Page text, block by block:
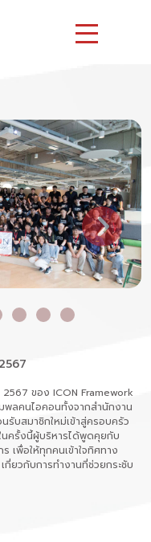
ของ ICON Framework
พลคนไอคอนทั้งจากสำนักงาน
รับสมาชิกใหม่เข้าสู่ครอบครัว
นครั้งนี้ผู้บริหารได้พูดคุยกับ
เพื่อให้ทุกคนเข้าใจทิศทาง
ยวกับการทำงานที่ช่วยกระชับ